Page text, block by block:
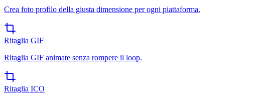
Crea foto profilo della giusta dimensione per ogni piattaforma.
Ritaglia GIF
Ritaglia GIF animate senza rompere il loop.
Ritaglia ICO